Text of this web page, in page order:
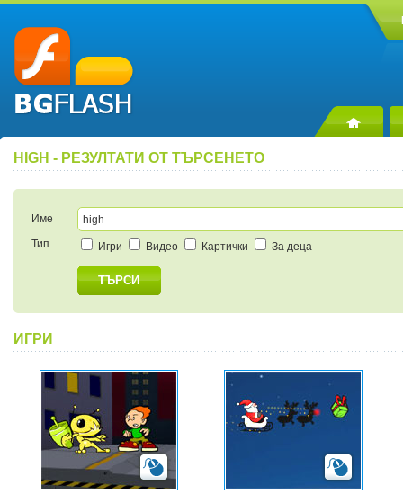
HIGH - РЕЗУЛТАТИ ОТ ТЪРСЕНЕТО
Име
Тип
Игри Видео Картички За деца
ТЪРСИ
ИГРИ